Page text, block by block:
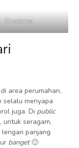
Groceries
area perumahan,
selalu menyapa
juga. Di public
seragam,
panjang
banget🙂